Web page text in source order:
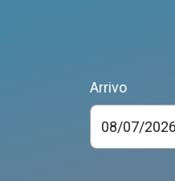
Arrivo